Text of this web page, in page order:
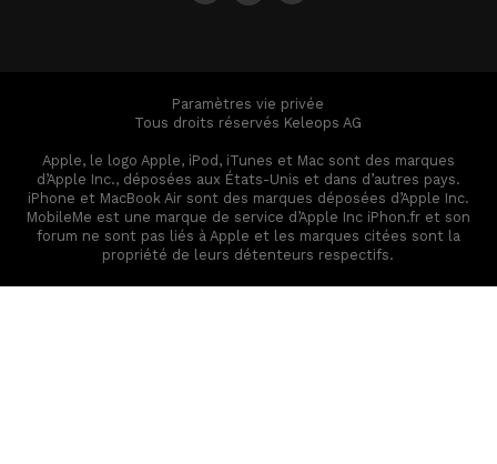
Paramètres vie privée
Tous droits réservés Keleops AG
Apple, le logo Apple, iPod, iTunes et Mac sont des marques
d’Apple Inc., déposées aux États-Unis et dans d’autres pays.
iPhone et MacBook Air sont des marques déposées d’Apple Inc.
MobileMe est une marque de service d’Apple Inc iPhon.fr et son
forum ne sont pas liés à Apple et les marques citées sont la
propriété de leurs détenteurs respectifs.